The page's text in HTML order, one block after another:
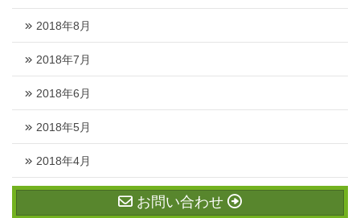
2018年8月
2018年7月
2018年6月
2018年5月
2018年4月
お問い合わせ